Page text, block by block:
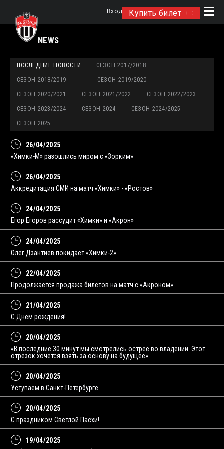
Купить билет
Вход
NEWS
ПОСЛЕДНИЕ НОВОСТИ СЕЗОН 2017/2018
СЕЗОН 2018/2019 СЕЗОН 2019/2020
СЕЗОН 2020/2021 СЕЗОН 2021/2022 СЕЗОН 2022/2023
СЕЗОН 2023/2024 СЕЗОН 2024 СЕЗОН 2024/2025
СЕЗОН 2025
26/04/2025
«Химки-М» разошлись миром с «Зорким»
26/04/2025
Аккредитация СМИ на матч «Химки» - «Ростов»
24/04/2025
Егор Егоров рассудит «Химки» и «Акрон»
24/04/2025
Олег Дзантиев покидает «Химки-2»
22/04/2025
Продолжается продажа билетов на матч с «Акроном»
21/04/2025
С Днем рождения!
20/04/2025
«В последние 30 минут мы смотрелись острее во владении. Этот
отрезок хочется взять за основу на будущее»
20/04/2025
Уступаем в Санкт-Петербурге
20/04/2025
С праздником Светлой Пасхи!
19/04/2025